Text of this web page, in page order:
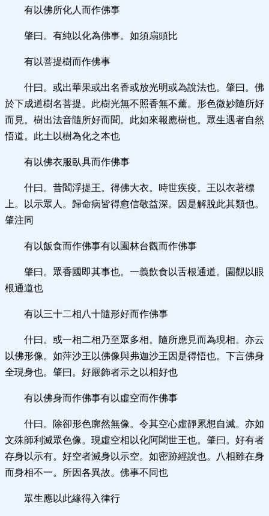
有以佛所化人而作佛事
肇曰。有純以化為佛事。如須扇頭比
有以菩提樹而作佛事
什曰。或出華果或出名香或放光明或為說法也。肇曰。佛
於下成道樹名菩提。此樹光無不照香無不薰。形色微妙隨所好
而見。樹出法音隨所好而聞。此如來報應樹也。眾生遇者自然
悟道。此土以樹為化之本也
有以佛衣服臥具而作佛事
什曰。昔閻浮提王。得佛大衣。時世疾疫。王以衣著標
上。以示眾人。歸命病皆得愈信敬益深。因是解脫此其類也。
肇注同
有以飯食而作佛事有以園林台觀而作佛事
肇曰。眾香國即其事也。一義飲食以舌根通道。園觀以眼
根通道也
有以三十二相八十隨形好而作佛事
什曰。或一相二相乃至眾多相。隨所應見而為現相。亦云
以佛形像。如萍沙王以佛像與弗迦沙王因是得悟也。下言佛身
全現身也。肇曰。好嚴飾者示之以相好也
有以佛身而作佛事有以虛空而作佛事
什曰。除卻形色廓然無像。令其空心虛靜累想自滅。亦如
文殊師利滅眾色像。現虛空相以化阿闍世王也。肇曰。好有者
存身以示有。好空者滅身以示空。如密跡經說也。八相雖在身
而身相不一。所因各異故。佛事不同也
眾生應以此緣得入律行